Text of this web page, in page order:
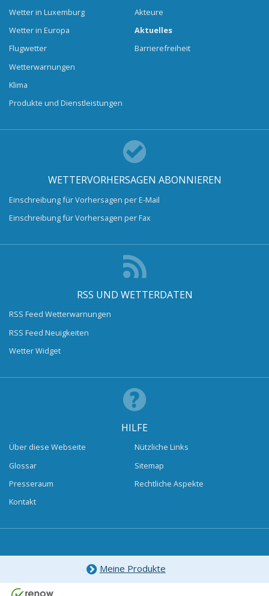
Wetter in Luxemburg
Wetter in Europa
Flugwetter
Wetterwarnungen
Klima
Produkte und Dienstleistungen
Akteure
Aktuelles
Barrierefreiheit
WETTERVORHERSAGEN ABONNIEREN
Einschreibung für Vorhersagen per E-Mail
Einschreibung für Vorhersagen per Fax
RSS UND WETTERDATEN
RSS Feed Wetterwarnungen
RSS Feed Neuigkeiten
Wetter Widget
HILFE
Über diese Webseite
Glossar
Presseraum
Kontakt
Nützliche Links
Sitemap
Rechtliche Aspekte
Meine Produkte